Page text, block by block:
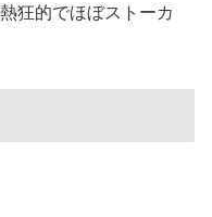
狂的でほぼストーカ